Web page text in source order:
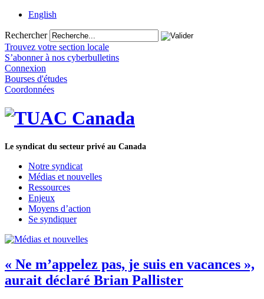
English
Rechercher
Trouvez votre section locale
S’abonner à nos cyberbulletins
Connexion
Bourses d'études
Coordonnées
Le syndicat du secteur privé au Canada
Notre syndicat
Médias et nouvelles
Ressources
Enjeux
Moyens d’action
Se syndiquer
« Ne m’appelez pas, je suis en vacances »,
aurait déclaré Brian Pallister